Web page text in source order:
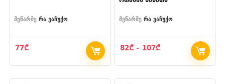
მეწარმე რა ვაჩუქო
77₾
მეწარმე რა ვაჩუქო
82₾ – 107₾Price
82₾
through